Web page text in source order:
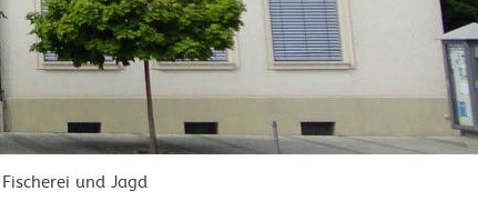
Fischerei und Jagd